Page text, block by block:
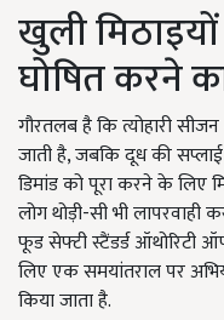
खुली
घोषित करने
गौरतलब है कि त्योहारी
जाती है, जबकि दूध की
डिमांड को पूरा करने के लिए
लोग थोड़ी-सी भी लापरवाही
फूड सेफ्टी स्टैंडर्ड ऑथोरिटी
लिए एक समयांतराल पर
किया जाता है.